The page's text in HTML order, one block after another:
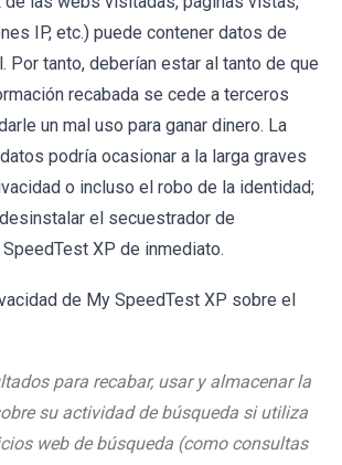
IP, etc.) puede contener datos de
Por tanto, deberían estar al tanto de que
recabada se cede a terceros
un mal uso para ganar dinero. La
podría ocasionar a la larga graves
o incluso el robo de la identidad;
el secuestrador de
XP de inmediato.
de My SpeedTest XP sobre el
para recabar, usar y almacenar la
su actividad de búsqueda si utiliza
web de búsqueda (como consultas